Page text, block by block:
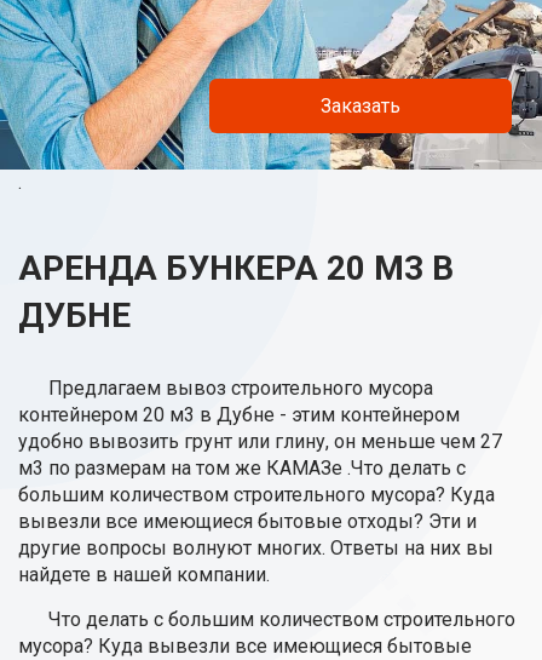
Заказать
.
АРЕНДА БУНКЕРА 20 М3 В
ДУБНЕ
Предлагаем вывоз строительного мусора
контейнером 20 м3 в Дубне - этим контейнером
удобно вывозить грунт или глину, он меньше чем 27
м3 по размерам на том же КАМАЗе .Что делать с
большим количеством строительного мусора? Куда
вывезли все имеющиеся бытовые отходы? Эти и
другие вопросы волнуют многих. Ответы на них вы
найдете в нашей компании.
Что делать с большим количеством строительного
мусора? Куда вывезли все имеющиеся бытовые